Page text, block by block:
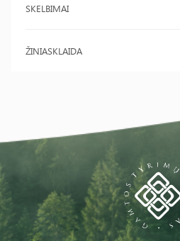
SKELBIMAI
ŽINIASKLAIDA